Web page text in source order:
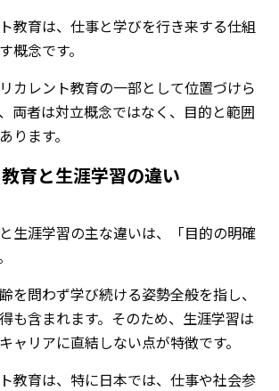
教育は、仕事と学びを行き来する仕組
概念です。
カレント教育の一部として位置づけら
両者は対立概念ではなく、目的と範囲
ります。
育と生涯学習の違い
生涯学習の主な違いは、「目的の明確
を問わず学び続ける姿勢全般を指し、
も含まれます。そのため、生涯学習は
ャリアに直結しない点が特徴です。
教育は、特に日本では、仕事や社会参